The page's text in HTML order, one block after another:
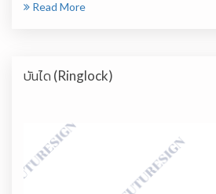
Read More
บันได (Ringlock)